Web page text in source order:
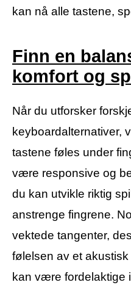
kan nå alle tastene,
Finn en
komfort og
Når du utforsker
keyboardalternativer,
tastene føles under
være responsive og
du kan utvikle riktig
anstrenge fingrene.
vektede tangenter,
følelsen av et
kan være fordelaktige